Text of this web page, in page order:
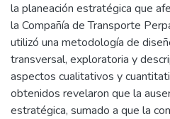
la planeación estratégica que
la Compañía de Transporte
utilizó una metodología de
transversal, exploratoria y
aspectos cualitativos y
obtenidos revelaron que la
estratégica, sumado a que la